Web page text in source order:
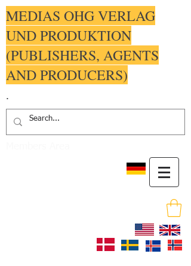
MEDIAS OHG VERLAG
UND PRODUKTION
(PUBLISHERS, AGENTS
AND PRODUCERS)
.